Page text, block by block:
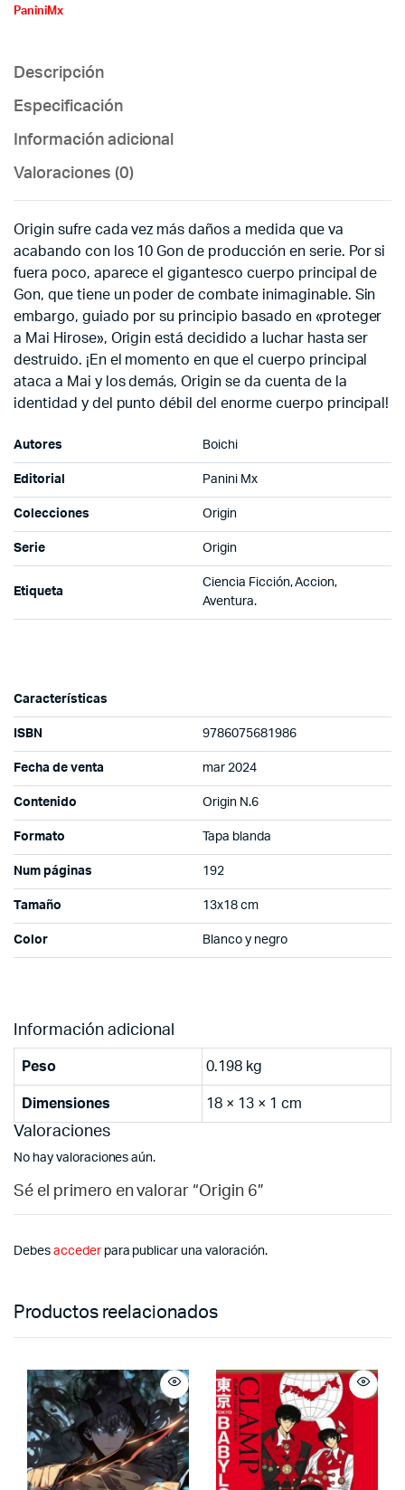
PaniniMx
Descripción
Especificación
Información adicional
Valoraciones (0)
Origin sufre cada vez más daños a medida que va
acabando con los 10 Gon de producción en serie. Por si
fuera poco, aparece el gigantesco cuerpo principal de
Gon, que tiene un poder de combate inimaginable. Sin
embargo, guiado por su principio basado en «proteger
a Mai Hirose», Origin está decidido a luchar hasta ser
destruido. ¡En el momento en que el cuerpo principal
ataca a Mai y los demás, Origin se da cuenta de la
identidad y del punto débil del enorme cuerpo principal!
Autores Boichi
Editorial Panini Mx
Colecciones Origin
Serie Origin
Etiqueta
Ciencia Ficción, Accion,
Aventura.
Características
ISBN 9786075681986
Fecha de venta mar 2024
Contenido Origin N.6
Formato Tapa blanda
Num páginas 192
Tamaño 13x18 cm
Color Blanco y negro
Información adicional
Peso 0.198 kg
Dimensiones 18 × 13 × 1 cm
Valoraciones
No hay valoraciones aún.
Sé el primero en valorar “Origin 6”
Debes accederpara publicar una valoración.
Productos reelacionados